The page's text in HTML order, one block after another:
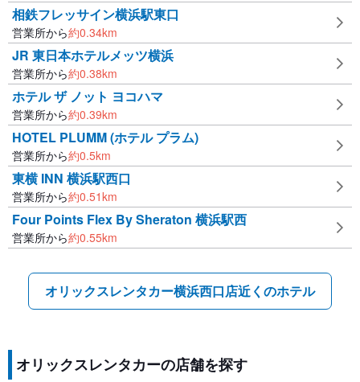
相鉄フレッサイン横浜駅東口
営業所から約0.34km
JR 東日本ホテルメッツ横浜
営業所から約0.38km
ホテル ザ ノット ヨコハマ
営業所から約0.39km
HOTEL PLUMM (ホテル プラム)
営業所から約0.5km
東横 INN 横浜駅西口
営業所から約0.51km
Four Points Flex By Sheraton 横浜駅西
営業所から約0.55km
オリックスレンタカー横浜西口店近くのホテル
オリックスレンタカーの店舗を探す